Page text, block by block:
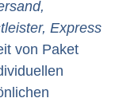
Express
von Paket